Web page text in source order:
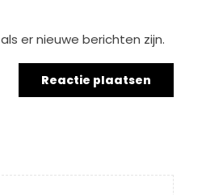
er nieuwe berichten zijn.